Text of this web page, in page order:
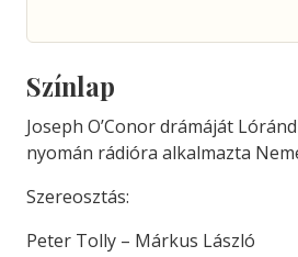
Színlap
Joseph O’Conor drámáját
nyomán rádióra alkalmazta
Szereosztás:
Peter Tolly – Márkus László